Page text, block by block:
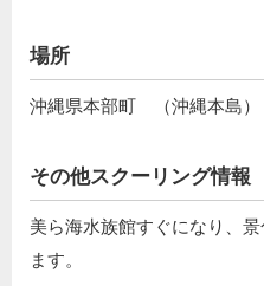
場所
沖縄県本部町 （沖縄本島）
その他スクーリング情報
美ら海水族館すぐになり、
ます。